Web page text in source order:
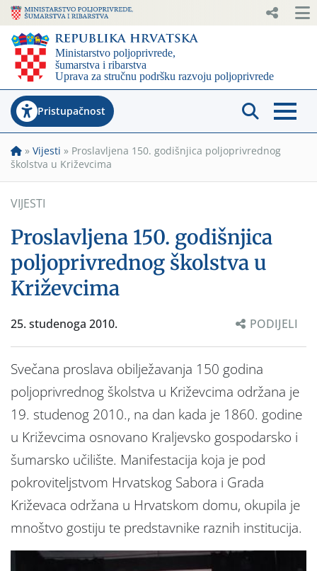
Pristupačnost
» Vijesti » Proslavljena 150. godišnjica poljoprivrednog
školstva u Križevcima
VIJESTI
Proslavljena 150. godišnjica
poljoprivrednog školstva u
Križevcima
25. studenoga 2010. PODIJELI
Svečana proslava obilježavanja 150 godina
poljoprivrednog školstva u Križevcima održana je
19. studenog 2010., na dan kada je 1860. godine
u Križevcima osnovano Kraljevsko gospodarsko i
šumarsko učilište. Manifestacija koja je pod
pokroviteljstvom Hrvatskog Sabora i Grada
Križevaca održana u Hrvatskom domu, okupila je
mnoštvo gostiju te predstavnike raznih institucija.